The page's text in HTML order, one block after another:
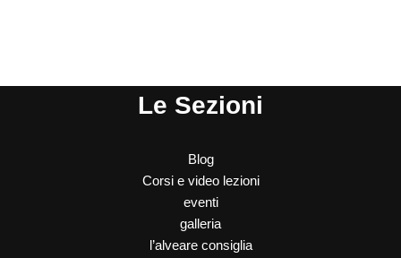
Le Sezioni
Blog
Corsi e video lezioni
eventi
galleria
l’alveare consiglia